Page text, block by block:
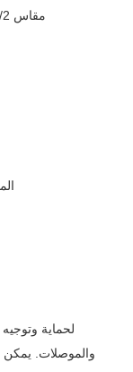
الوصف: قناة IMC مقاس 1/2 بوصة - 4 بوصة × 10 بوصة
والموصلات. يمكن